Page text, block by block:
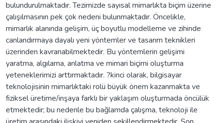
bulundurulmaktadır. Tezimizde sayısal mimarlıkta biçim üzerine
çalışılmasının pek çok nedeni bulunmaktadır. Öncelikle,
mimarlık alanında gelişim, üç boyutlu modelleme ve zihinde
canlandırmaya dayalı yeni yöntemler ve tasarım teknikleri
üzerinden kavranabilmektedir. Bu yöntemlerin gelişimi
yaratma, algılama, anlatma ve mimari biçimi oluşturma
yeteneklerimizi arttırmaktadır. ?kinci olarak, bilgisayar
teknolojisinin mimarlıktaki rolü büyük önem kazanmakta ve
fiziksel üretime/inşaya farklı bir yaklaşım oluşturmada öncülük
etmektedir; bu nedenle bu bağlamda çalışma, teknoloji ile